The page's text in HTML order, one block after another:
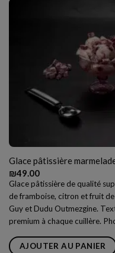
Glace pâtissière
₪49.00
Glace pâtissière de qualité
de framboise, citron et fruit
Guy et Dudu Outmezgine.
premium à chaque cuillère.
AJOUTER AU PANIER